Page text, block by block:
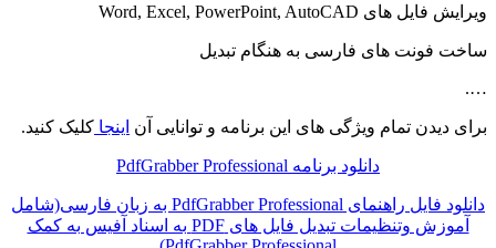
ویرایش فایل های Word, Excel, PowerPoint, AutoCAD
ساخت فونت های فارسی به هنگام تبدیل
….
برای دیدن تمام ویژگی های این برنامه و توانایی آن اینجا کلیک کنید.
دانلود برنامه PdfGrabber Professional
دانلود فایل راهنمای PdfGrabber Professional به زبان فارسی(شامل
آموزش وتنظیمات تبدیل فایل های PDF به اسناد آفیس به کمک